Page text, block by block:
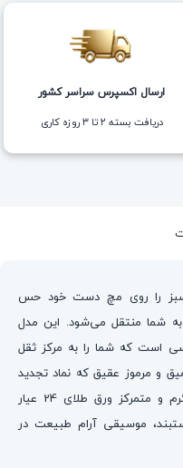
ارسال اکسپرس سراسر کشور
دریافت بسته ۲ تا ۳ روزه کاری
سبز را روی مچ دست خود حس
شما منتقل می‌شود. این مدل
است که شما را به مرکز ثقل
و مرموز عقیق که نماد تجدید
حیات و تعادل قلب است، با درخشش گرم و متمرکز ورق طلای 24 عیار
موسیقی آرام طبیعت در